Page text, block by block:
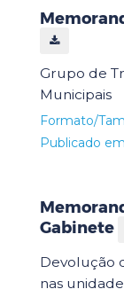
Grupo de
Municipais
Formato/
Publicado
Gabinete
Devolução
nas